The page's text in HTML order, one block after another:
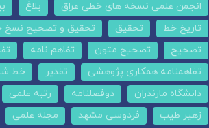
انجمن علمی نسخه های خطی عراق
بلاغ
تاریخ خط
تحقیق
تحقیق و تصحیح نسخ
تصحیح
تصحیح متون تفاهم نامه
تفاهمنامه همکاری پژوهشی
تقدیر
خط
دانشگاه مازندران
دوفصلنامه
رتبه علمی
زهیر طیب
فردوسی مشهد
مجله علمی